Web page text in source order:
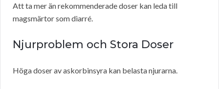
Att ta mer än rekommenderade doser kan leda till
magsmärtor som diarré.
Njurproblem och Stora Doser
Höga doser av askorbinsyra kan belasta njurarna.